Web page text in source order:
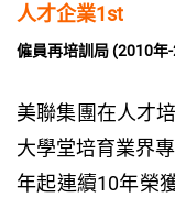
人才企業1st
僱員再培訓局 (2010年
美聯集團在人才
大學堂培育業界
年起連續10年榮